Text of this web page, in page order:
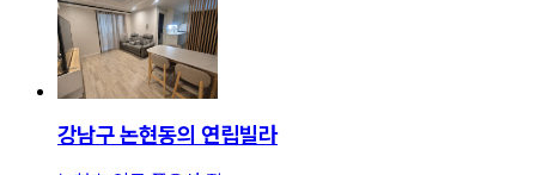
강남구 논현동의 연립빌라